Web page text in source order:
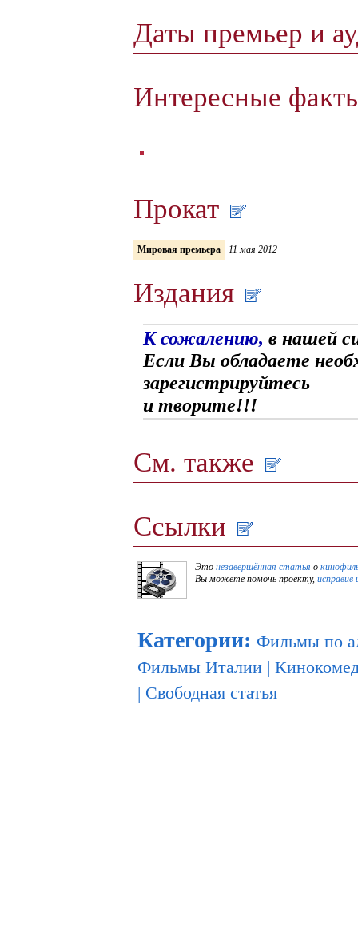
Даты премьер и
Интересные
Прокат
Мировая премьера 11 мая 2012
Издания
К сожалению, в нашей
Если Вы обладаете
зарегистрируйтесь
и творите!!!
См. также
Ссылки
Это незавершённая статья о
Вы можете помочь проекту, исправив
Категории: Фильмы по
Фильмы Италии |
| Свободная статья